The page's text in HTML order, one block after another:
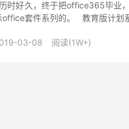
时好久，终于把office365毕业
office套件系列的。 教育版计划
03-08 阅读(1W+)